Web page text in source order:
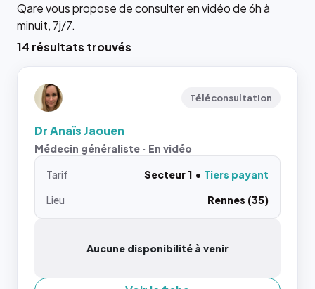
Qare vous propose de consulter en vidéo de 6h à
minuit, 7j/7.
14 résultats trouvés
Téléconsultation
Dr Anaïs Jaouen
Médecin généraliste · En vidéo
Tarif Secteur 1
Tiers payant
Lieu
Rennes (35)
Aucune disponibilité à venir